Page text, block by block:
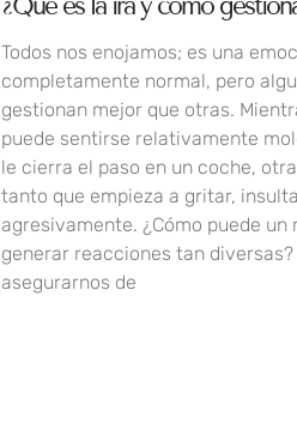
Todos nos enojamos; es una
completamente normal, pero
gestionan mejor que otras.
puede sentirse relativamente
le cierra el paso en un coche,
tanto que empieza a gritar,
agresivamente. ¿Cómo puede un
generar reacciones tan diversas?
asegurarnos de